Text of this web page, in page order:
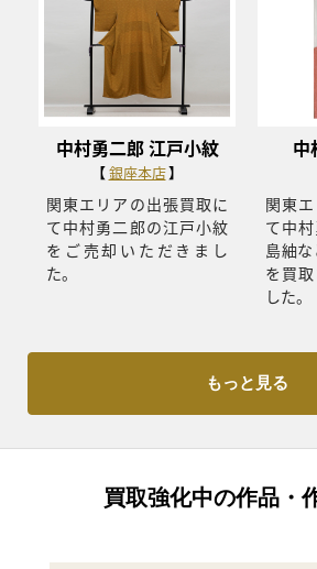
中村勇二郎 江戸小紋
銀座本店
関東エリアの出張買取に
て中村勇二郎の江戸小紋
をご売却いただきまし
た。
中
関東
て中
島紬
を買
した。
もっと見る
買取強化中の作品・